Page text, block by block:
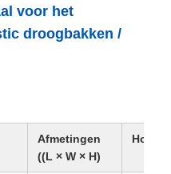
voor het
droogbakken /
Afmetingen
((L × W × H)